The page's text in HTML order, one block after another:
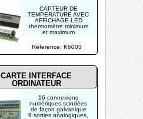
Réference: K6003
CAPTEUR DE
TEMPERATURE AVEC
AFFICHAGE LED
thermomètre minimum
et maximum
du capteur: -50°C
(-58°F) à +150°C
(302°F)
CARTE INTERFACE
ORDINATEUR
16 connexions
numériques scindées
de façon galvanique
9 sorties analogiques,